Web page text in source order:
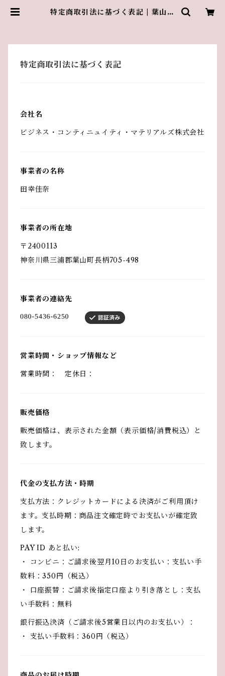
特定商取引法に基づく表記 | 葉山の
特定商取引法に基づく表記
会社名
ビジネス・コンティニュイティ・マテリアルズ株式会社
事業者の名称
田幸佳奈
事業者の所在地
〒2400113
神奈川県三浦郡葉山町長柄705-498
事業者の連絡先
営業時間・ショップ情報など
営業時間： 定休日：
販売価格
販売価格は、表示された金額（表示価格/消費税込）と
致します。
代金の支払方法・時期
支払方法：クレジットカードによる決済がご利用頂け
ます。支払時期：商品注文確定時でお支払いが確定致
します。
PAY ID あと払い:
・ コンビニ：ご請求後翌月10日のお支払い：支払い手
数料：350円（税込）
・ 口座振替：ご請求後指定口座より引き落とし：支払
い手数料：無料
銀行振込決済（ご請求後5営業日以内のお支払い）：
・ 支払い手数料：360円（税込）